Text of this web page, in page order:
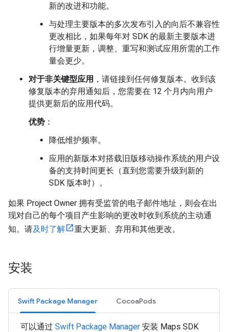
新的改进和功能。
与处理主要版本的多次发布引入的向后不兼容性
更改相比，如果每年对 SDK 的最新主要版本进
行增量更新，调整、重写和测试应用所需的工作
量会更少。
对于非关键型应用 ，请链接到任何修复版本。收到该
修复版本的弃用通知后，您需要在 12 个月内向用户
提供更新后的应用代码。
优势 ：
降低维护频率。
应用的新版本对搭载旧版移动操作系统的用户设
备的支持时间更长（直到您需要升级到新的
SDK 版本时）。
如果 Project Owner 拥有受监管的电子邮件地址，则会在出
现对自己的每个项目产生影响的更改时收到系统的主动通
知。请及时了解 重大更新、弃用和其他更改。
安装
Swift Package Manager CocoaPods
可以通过 Swift Package Manager 安装 Maps SDK